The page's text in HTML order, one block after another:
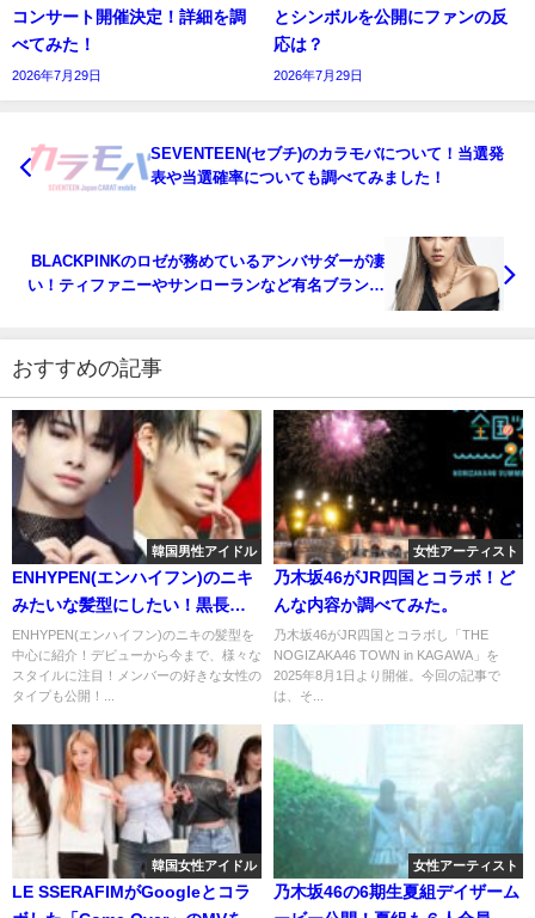
コンサート開催決定！詳細を調
べてみた！
2026年7月29日
とシンボルを公開にファンの反
応は？
2026年7月29日
SEVENTEEN(セブチ)のカラモバについて！当選発
表や当選確率についても調べてみました！
BLACKPINKのロゼが務めているアンバサダーが凄
い！ティファニーやサンローランなど有名ブランド
おすすめの記事
韓国男性アイドル
ENHYPEN(エンハイフン)のニキ
みたいな髪型にしたい！黒長髪
メッシュなど様々なスタイルに
注目！
ENHYPEN(エンハイフン)のニキの髪型を
中心に紹介！デビューから今まで、様々な
スタイルに注目！メンバーの好きな女性の
タイプも公開！...
女性アーティスト
乃木坂46がJR四国とコラボ！ど
んな内容か調べてみた。
乃木坂46がJR四国とコラボし「THE
NOGIZAKA46 TOWN in KAGAWA」を
2025年8月1日より開催。今回の記事で
は、そ...
韓国女性アイドル
LE SSERAFIMがGoogleとコラ
女性アーティスト
乃木坂46の6期生夏組デイザーム